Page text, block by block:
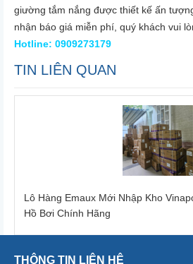
giường tắm nắng được thiết kế ấn
nhận báo giá miễn phí, quý khách vui
Hotline: 0909273179
TIN LIÊN QUAN
Lô Hàng Emaux Mới Nhập Kho
Hồ Bơi Chính Hãng
THÔNG TIN LIÊN HỆ